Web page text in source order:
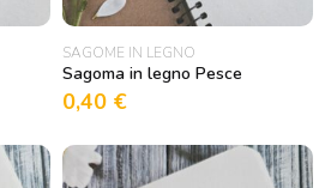
SAGOME IN LEGNO
Sagoma in legno Pesce
0,40 €